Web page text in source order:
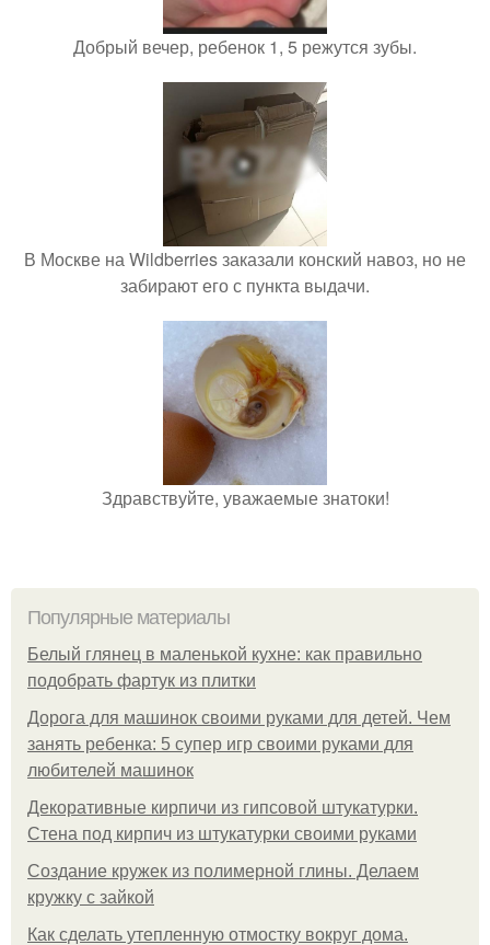
Добрый вечер, ребенок 1, 5 режутся зубы.
В Москве на Wildberries заказали конский навоз, но не
забирают его с пункта выдачи.
Здравствуйте, уважаемые знатоки!
Популярные материалы
Белый глянец в маленькой кухне: как правильно
подобрать фартук из плитки
Дорога для машинок своими руками для детей. Чем
занять ребенка: 5 супер игр своими руками для
любителей машинок
Декоративные кирпичи из гипсовой штукатурки.
Стена под кирпич из штукатурки своими руками
Создание кружек из полимерной глины. Делаем
кружку с зайкой
Как сделать утепленную отмостку вокруг дома.